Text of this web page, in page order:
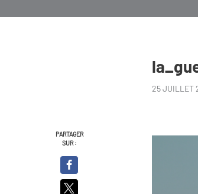
25 JUILLET
PARTAGER
SUR :